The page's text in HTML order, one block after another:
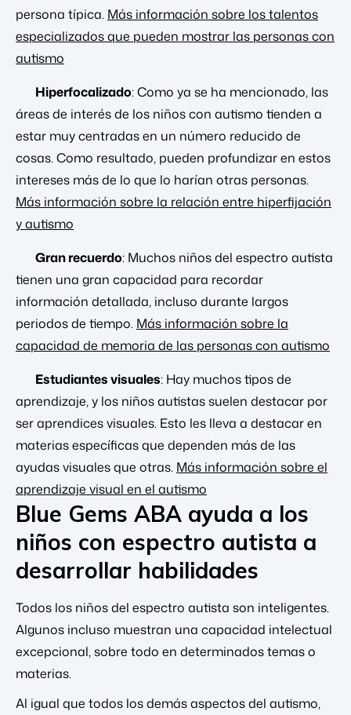
persona típica. Más información sobre los talentos
especializados que pueden mostrar las personas con
autismo
Hiperfocalizado: Como ya se ha mencionado, las
áreas de interés de los niños con autismo tienden a
estar muy centradas en un número reducido de
cosas. Como resultado, pueden profundizar en estos
intereses más de lo que lo harían otras personas.
Más información sobre la relación entre hiperfijación
y autismo
Gran recuerdo: Muchos niños del espectro autista
tienen una gran capacidad para recordar
información detallada, incluso durante largos
periodos de tiempo. Más información sobre la
capacidad de memoria de las personas con autismo
Estudiantes visuales: Hay muchos tipos de
aprendizaje, y los niños autistas suelen destacar por
ser aprendices visuales. Esto les lleva a destacar en
materias específicas que dependen más de las
ayudas visuales que otras. Más información sobre el
aprendizaje visual en el autismo
Blue Gems ABA ayuda a los
niños con espectro autista a
desarrollar habilidades
Todos los niños del espectro autista son inteligentes.
Algunos incluso muestran una capacidad intelectual
excepcional, sobre todo en determinados temas o
materias.
Al igual que todos los demás aspectos del autismo,